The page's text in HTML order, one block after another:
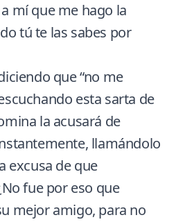
mí que me hago la
tú te las sabes por
que “no me
esta sarta de
la acusará de
llamándolo
excusa de que
fue por eso que
mejor amigo, para no